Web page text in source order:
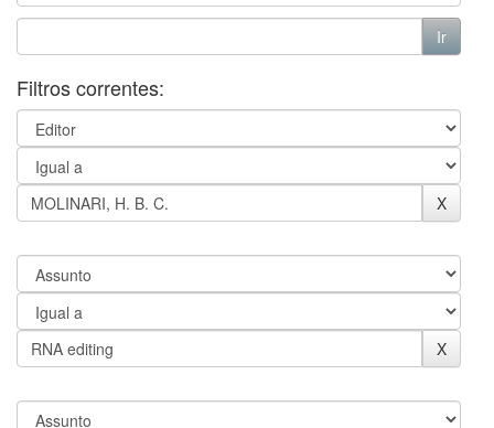
Filtros correntes: